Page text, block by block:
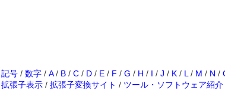
記号 / 数字 / A/ B / C / D / E / F / G / H / I / J / K / L / M / N /
拡張子表示 / 拡張子変換サイト / ツール・ソフトウェア紹介